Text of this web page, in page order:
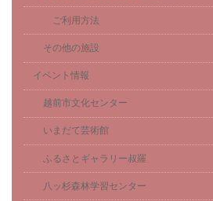
ご利用方法
その他の施設
イベント情報
越前市文化センター
いまだて芸術館
ふるさとギャラリー叔羅
八ッ杉森林学習センター